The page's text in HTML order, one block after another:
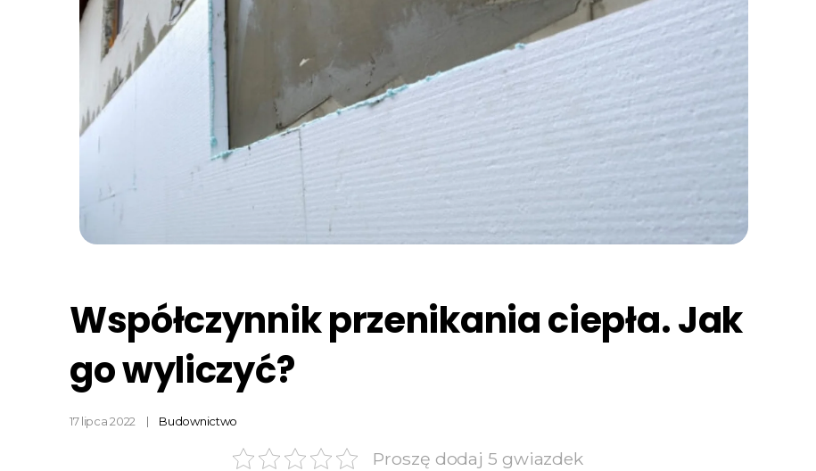
Współczynnik przenikania ciepła. Jak
go wyliczyć?
17 lipca 2022 Budownictwo
Proszę dodaj 5 gwiazdek